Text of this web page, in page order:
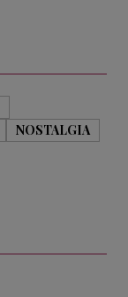
NOSTALGIA